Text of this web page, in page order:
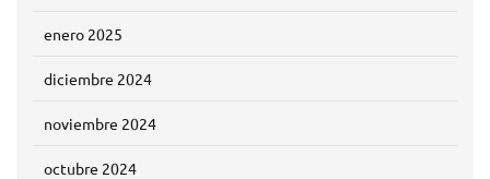
enero 2025
diciembre 2024
noviembre 2024
octubre 2024